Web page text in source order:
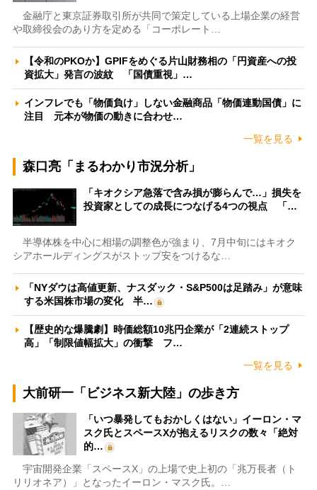
金融庁と東京証券取引所が共同で策定している上場企業の経営
や取締役会のあり方を定める「コーポレート…
【令和のPKOか】GPIFをめぐる片山財務相の「円資産への投
資拡大」発言の波紋 「国債重視」…
インフレでも「物価負け」しない金融商品「物価連動国債」に
注目 元本が物価の動きに合わせ…
一覧を見る
森口亮「まるわかり市況分析」
「キオクシア急落で含み損が膨らんで…」損失を
投資家としての成長につなげる4つの視点 「…
半導体株を中心に相場の調整色が強まり、7月中旬にはキオク
シアホールディングスがストップ安をつけるな…
「NYダウは高値更新、ナスダック・S&P500は足踏み」が意味
する米国株市場の変化 半…
【歴史的な爆騰劇】時価総額10兆円企業が「2連続ストップ
高」「制限値幅拡大」の衝撃 フ…
一覧を見る
大前研一「ビジネス新大陸」の歩き方
「いつ暴発してもおかしくはない」イーロン・マ
スク氏とスペースXが抱えるリスクの数々「絶対
的…
宇宙開発企業「スペースX」の上場で史上初の「兆万長者（ト
リリオネア）」となったイーロン・マスク氏。…